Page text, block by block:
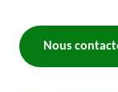
Nous